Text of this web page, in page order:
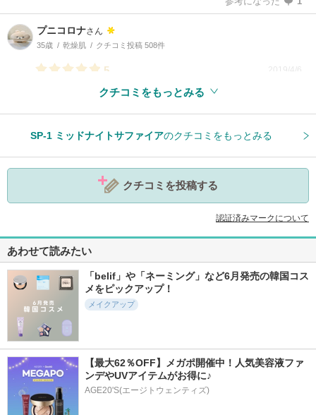
プニコロナさん
35歳 乾燥肌 クチコミ投稿 508件
5 2019/4/6
クチコミをもっとみる
SP-1 ミッドナイトサファイアのクチコミをもっとみる
クチコミを投稿する
認証済みマークについて
あわせて読みたい
「belif」や「ネーミング」など6月発売の韓国コス
メをピックアップ！
メイクアップ
【最大62％OFF】メガポ開催中！人気美容液ファ
ンデやUVアイテムがお得に♪
AGE20'S(エージトウェンティズ)